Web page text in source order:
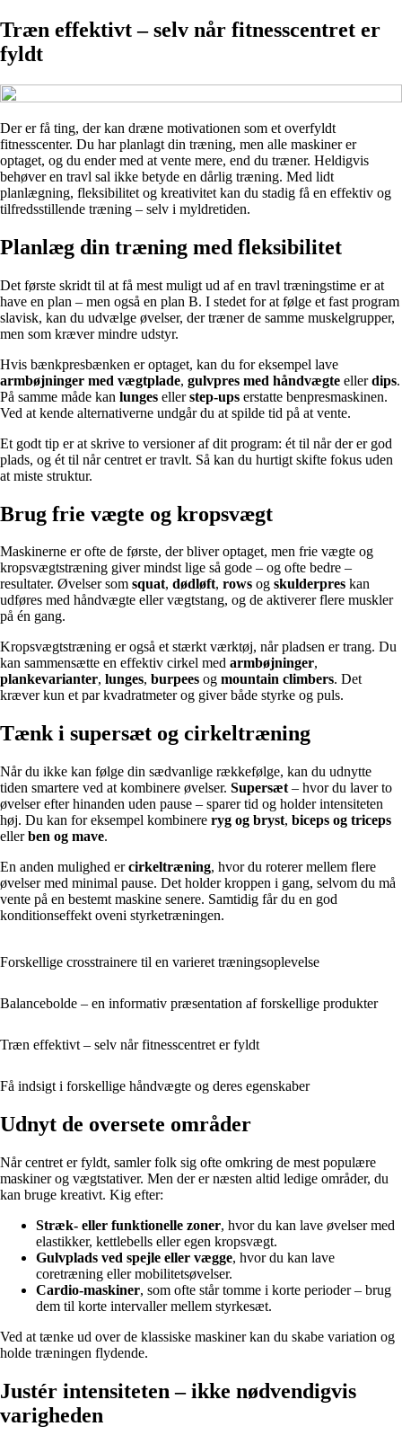
Træn effektivt – selv når fitnesscentret er
fyldt
Der er få ting, der kan dræne motivationen som et overfyldt
fitnesscenter. Du har planlagt din træning, men alle maskiner er
optaget, og du ender med at vente mere, end du træner. Heldigvis
behøver en travl sal ikke betyde en dårlig træning. Med lidt
planlægning, fleksibilitet og kreativitet kan du stadig få en effektiv og
tilfredsstillende træning – selv i myldretiden.
Planlæg din træning med fleksibilitet
Det første skridt til at få mest muligt ud af en travl træningstime er at
have en plan – men også en plan B. I stedet for at følge et fast program
slavisk, kan du udvælge øvelser, der træner de samme muskelgrupper,
men som kræver mindre udstyr.
Hvis bænkpresbænken er optaget, kan du for eksempel lave
armbøjninger med vægtplade, gulvpres med håndvægte ellerdips.
På samme måde kan lunges ellerstep-ups erstatte benpresmaskinen.
Ved at kende alternativerne undgår du at spilde tid på at vente.
Et godt tip er at skrive to versioner af dit program: ét til når der er god
plads, og ét til når centret er travlt. Så kan du hurtigt skifte fokus uden
at miste struktur.
Brug frie vægte og kropsvægt
Maskinerne er ofte de første, der bliver optaget, men frie vægte og
kropsvægtstræning giver mindst lige så gode – og ofte bedre –
resultater. Øvelser som squat, dødløft, rows og skulderpres kan
udføres med håndvægte eller vægtstang, og de aktiverer flere muskler
på én gang.
Kropsvægtstræning er også et stærkt værktøj, når pladsen er trang. Du
kan sammensætte en effektiv cirkel med armbøjninger,
plankevarianter, lunges, burpees og mountain climbers. Det
kræver kun et par kvadratmeter og giver både styrke og puls.
Tænk i supersæt og cirkeltræning
Når du ikke kan følge din sædvanlige rækkefølge, kan du udnytte
tiden smartere ved at kombinere øvelser. Supersæt – hvor du laver to
øvelser efter hinanden uden pause – sparer tid og holder intensiteten
høj. Du kan for eksempel kombinere ryg og bryst, biceps og triceps
ellerben og mave.
En anden mulighed ercirkeltræning, hvor du roterer mellem flere
øvelser med minimal pause. Det holder kroppen i gang, selvom du må
vente på en bestemt maskine senere. Samtidig får du en god
konditionseffekt oveni styrketræningen.
Forskellige crosstrainere til en varieret træningsoplevelse
Balancebolde – en informativ præsentation af forskellige produkter
Træn effektivt – selv når fitnesscentret er fyldt
Få indsigt i forskellige håndvægte og deres egenskaber
Udnyt de oversete områder
Når centret er fyldt, samler folk sig ofte omkring de mest populære
maskiner og vægtstativer. Men der er næsten altid ledige områder, du
kan bruge kreativt. Kig efter:
Stræk- eller funktionelle zoner, hvor du kan lave øvelser med
elastikker, kettlebells eller egen kropsvægt.
Gulvplads ved spejle eller vægge, hvor du kan lave
coretræning eller mobilitetsøvelser.
Cardio-maskiner, som ofte står tomme i korte perioder – brug
dem til korte intervaller mellem styrkesæt.
Ved at tænke ud over de klassiske maskiner kan du skabe variation og
holde træningen flydende.
Justér intensiteten – ikke nødvendigvis
varigheden